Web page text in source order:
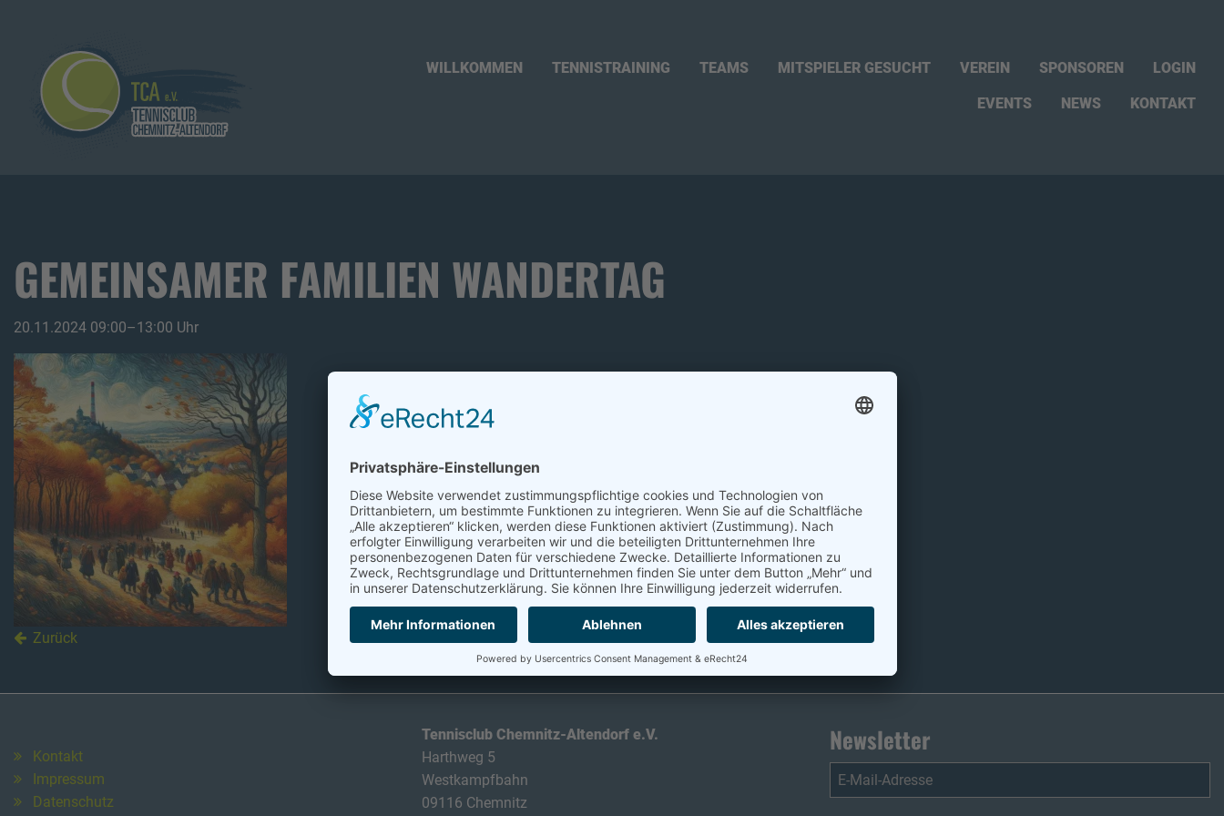
WILLKOMMEN TENNISTRAINING TEAMS MITSPIELER GESUCHT VEREIN SPONSOREN LOGIN
EVENTS NEWS KONTAKT
GEMEINSAMER FAMILIEN WANDERTAG
20.11.2024 09:00–13:00 Uhr
Zurück
Kontakt
Impressum
Datenschutz
Tennisclub Chemnitz-Altendorf e.V.
Harthweg 5
Westkampfbahn
09116 Chemnitz
Newsletter